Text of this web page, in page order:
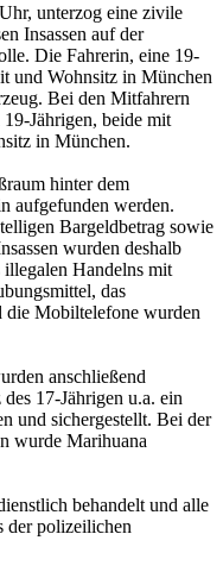
unterzog eine zivile
Insassen auf der
Die Fahrerin, eine 19-
und Wohnsitz in München
Bei den Mitfahrern
Jährigen, beide mit
in München.
hinter dem
aufgefunden werden.
Bargeldbetrag sowie
wurden deshalb
Handelns mit
das
die Mobiltelefone wurden
anschließend
17-Jährigen u.a. ein
und sichergestellt. Bei der
wurde Marihuana
behandelt und alle
der polizeilichen